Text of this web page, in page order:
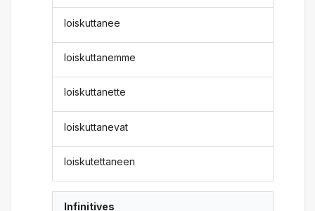
loiskuttanee
loiskuttanemme
loiskuttanette
loiskuttanevat
loiskutettaneen
Infinitives